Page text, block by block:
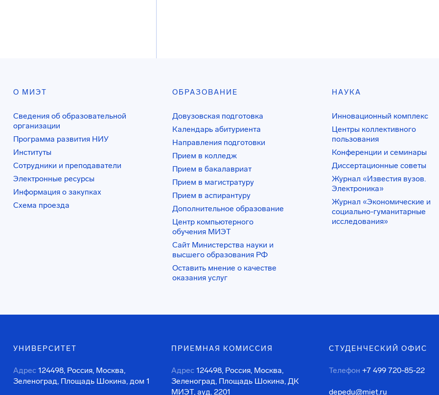
О МИЭТ
Сведения об образовательной
организации
Программа развития НИУ
Институты
Сотрудники и преподаватели
Электронные ресурсы
Информация о закупках
Схема проезда
ОБРАЗОВАНИЕ
Довузовская подготовка
Календарь абитуриента
Направления подготовки
Прием в колледж
Прием в бакалавриат
Прием в магистратуру
Прием в аспирантуру
Дополнительное образование
Центр компьютерного
обучения МИЭТ
Сайт Министерства науки и
высшего образования РФ
Оставить мнение о качестве
оказания услуг
НАУКА
Инновационный комплекс
Центры коллективного
пользования
Конференции и семинары
Диссертационные советы
Журнал «Известия вузов.
Электроника»
Журнал «Экономические и
социально-гуманитарные
исследования»
УНИВЕРСИТЕТ
Адрес 124498, Россия, Москва,
Зеленоград, Площадь Шокина, дом 1
ПРИЕМНАЯ КОМИССИЯ
Адрес 124498, Россия, Москва,
Зеленоград, Площадь Шокина, ДК
МИЭТ, ауд. 2201
СТУДЕНЧЕСКИЙ ОФИС
Телефон +7 499 720-85-22
depedu@miet.ru